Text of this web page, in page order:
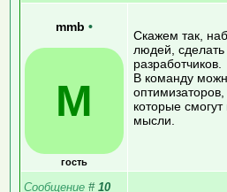
mmb •
M
гость
Скажем так,
людей,
разработчиков.
В команду
которые
мысли.
Сообщение # 10